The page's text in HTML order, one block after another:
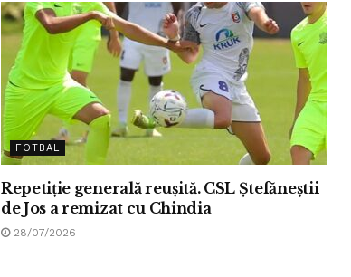
FOTBAL
Repetiție generală reușită. CSL Ștefăneștii
de Jos a remizat cu Chindia
28/07/2026